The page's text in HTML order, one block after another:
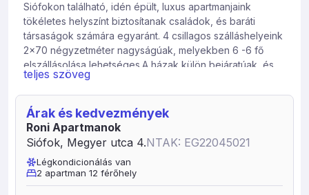
Siófokon található, idén épült, luxus apartmanjaink
tökéletes helyszínt biztosítanak családok, és baráti
társaságok számára egyaránt. 4 csillagos szálláshelyeink
2×70 négyzetméter nagyságúak, melyekben 6 -6 fő
elszállásolása lehetséges.A házak külön bejáratúak, és
saját elkerített kerttel, kocsibeállóval rendelkeznek.
Mindkét konyha teljesen felszerelt, és az alábbi gépek is
rendelkezésre állnak a hozzánk érkezőknek: -
Nespresso kávéfőző és kapszulák -Vízforraló tea
filterekkel -Kenyérpirító -Hűtő -Indukciós főzőlap -
Beépített tűzhely -Mikró Egy házban két háló és egy
amerikai konyhás nappali található, mely helyiségek mind
klímával vannak felszerelve. A nappalikban plafonba
teljes szöveg
Árak és kedvezmények
Roni Apartmanok
Siófok, Megyer utca 4.NTAK: EG22045021
Légkondicionálás van
2 apartman 12 férőhely